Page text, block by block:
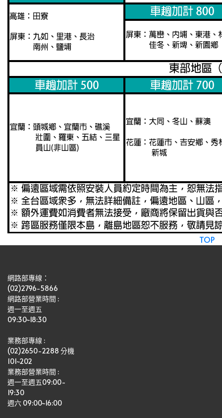
TOP
網路部專線：
(02)2796-5866
網路部營業時間 :
週一至週五
09:30~18:30
業務部專線 :
(02)2650-2288 分機
101~202
業務部營業時間 :
週一至週五09:00-
19:30
週六 09:00~16:00